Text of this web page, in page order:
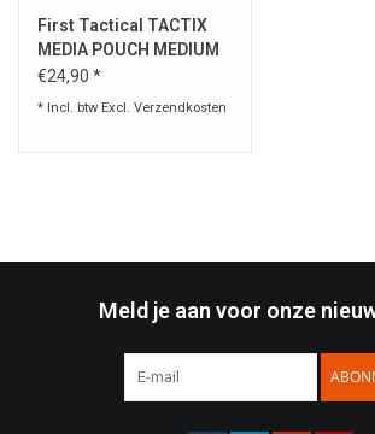
First Tactical TACTIX
MEDIA POUCH MEDIUM
BLACK
€24,90 *
* Incl. btw Excl. Verzendkosten
Meld je aan voor onze